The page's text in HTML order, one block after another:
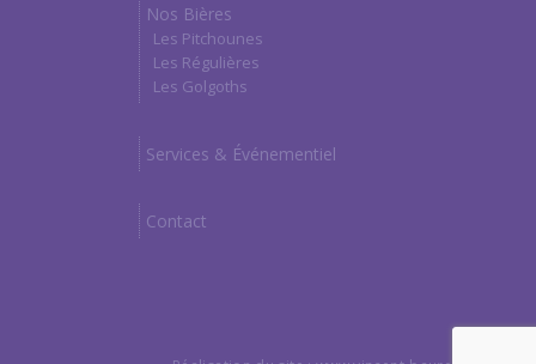
Nos Bières
Les Pitchounes
Les Régulières
Les Golgoths
Services & Événementiel
Contact